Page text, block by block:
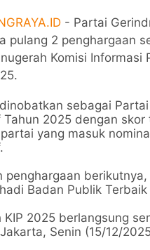
- Partai
pulang 2 penghargaan
Komisi Informasi
dinobatkan sebagai Partai
Tahun 2025 dengan
yang masuk
penghargaan
Badan Publik
KIP 2025 berlangsung
Senin (15/12/